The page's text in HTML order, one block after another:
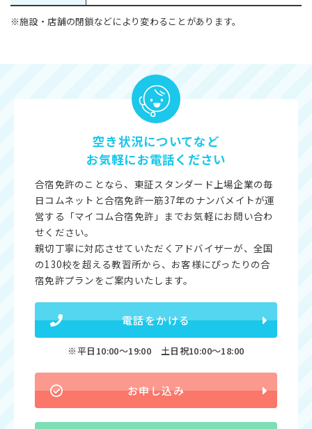
※施設・店舗の閉鎖などにより変わることがあります。
空き状況についてなど
お気軽にお電話ください
合宿免許のことなら、東証スタンダード上場企業の毎
日コムネットと合宿免許一筋37年のナンバメイトが運
営する「マイコム合宿免許」までお気軽にお問い合わ
せください。
親切丁寧に対応させていただくアドバイザーが、全国
の130校を超える教習所から、お客様にぴったりの合
宿免許プランをご案内いたします。
電話をかける
※平日10:00〜19:00 土日祝10:00〜18:00
お申し込み